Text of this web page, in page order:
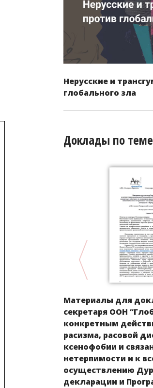
Нерусские и
глобального зла
Доклады по теме
Материалы для
секретаря ООН
конкретным
расизма, расовой
ксенофобии и
нетерпимости и к
осуществлению
декларации и